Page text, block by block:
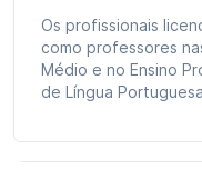
Os profissionais
como professores
Médio e no Ensino
de Língua